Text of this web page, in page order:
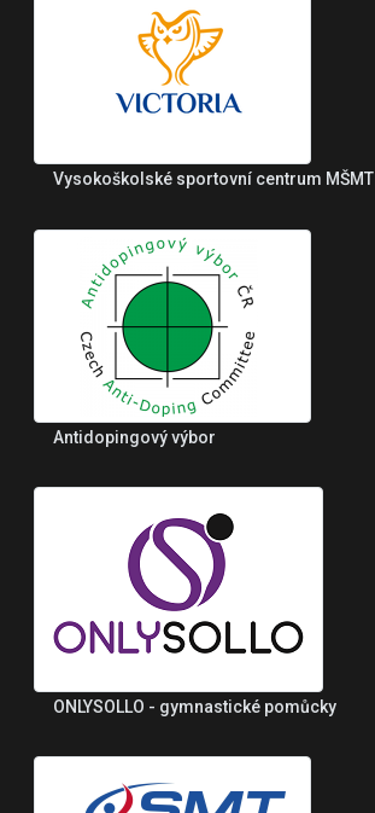
Vysokoškolské sportovní centrum MŠMT
Antidopingový výbor
ONLYSOLLO - gymnastické pomůcky